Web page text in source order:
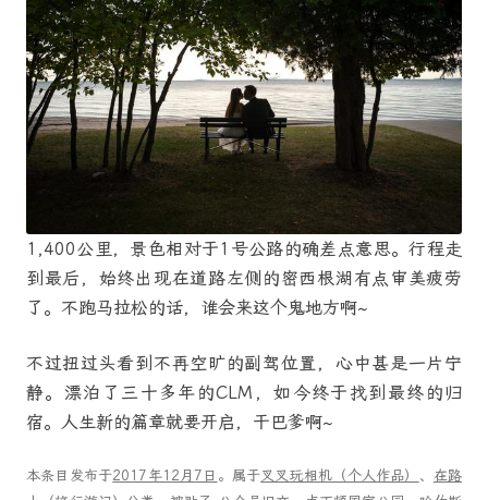
1,400公里，景色相对于1号公路的确差点意思。行程走
到最后，始终出现在道路左侧的密西根湖有点审美疲劳
了。不跑马拉松的话，谁会来这个鬼地方啊~
不过扭过头看到不再空旷的副驾位置，心中甚是一片宁
静。漂泊了三十多年的CLM，如今终于找到最终的归
宿。人生新的篇章就要开启，干巴爹啊~
本条目发布于2017年12月7日 。属于叉叉玩相机（个人作品） 、 在路